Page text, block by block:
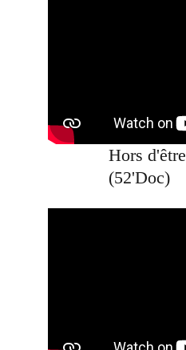
Hors d'être
(52'Doc)